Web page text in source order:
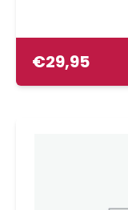
€29,95